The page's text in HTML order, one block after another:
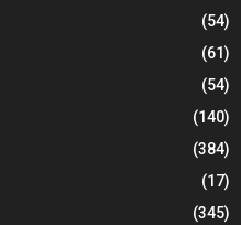
(54)
(61)
(54)
(140)
(384)
(17)
(345)